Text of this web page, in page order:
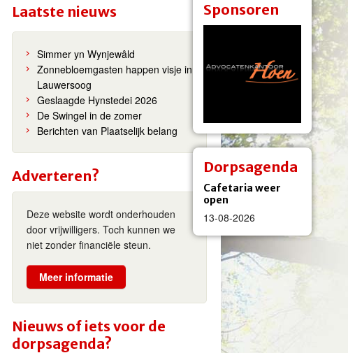
Sponsoren
Dorpsagenda
Cafetaria weer
open
13-08-2026
Laatste nieuws
Simmer yn Wynjewâld
Zonnebloemgasten happen visje in
Lauwersoog
Geslaagde Hynstedei 2026
De Swingel in de zomer
Berichten van Plaatselijk belang
Adverteren?
Deze website wordt onderhouden
door vrijwilligers. Toch kunnen we
niet zonder financiële steun.
Meer informatie
Nieuws of iets voor de
dorpsagenda?